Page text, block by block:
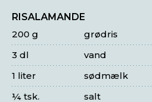
RISALAMANDE
grødris
200 g
vand
3 dl
sødmælk
1 liter
salt
¼ tsk.